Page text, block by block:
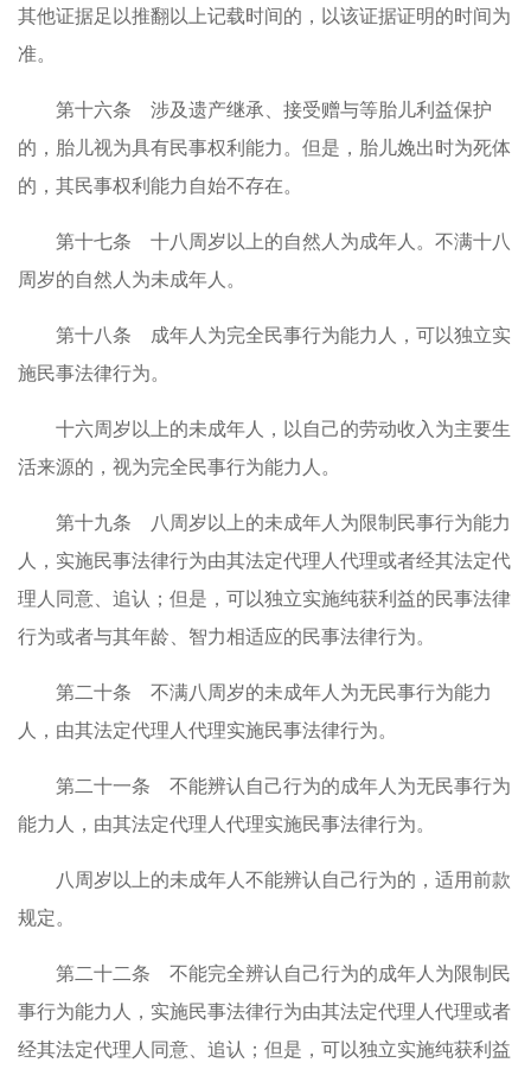
其他证据足以推翻以上记载时间的，以该证据证明的时间为
准。
第十六条 涉及遗产继承、接受赠与等胎儿利益保护
的，胎儿视为具有民事权利能力。但是，胎儿娩出时为死体
的，其民事权利能力自始不存在。
第十七条 十八周岁以上的自然人为成年人。不满十八
周岁的自然人为未成年人。
第十八条 成年人为完全民事行为能力人，可以独立实
施民事法律行为。
十六周岁以上的未成年人，以自己的劳动收入为主要生
活来源的，视为完全民事行为能力人。
第十九条 八周岁以上的未成年人为限制民事行为能力
人，实施民事法律行为由其法定代理人代理或者经其法定代
理人同意、追认；但是，可以独立实施纯获利益的民事法律
行为或者与其年龄、智力相适应的民事法律行为。
第二十条 不满八周岁的未成年人为无民事行为能力
人，由其法定代理人代理实施民事法律行为。
第二十一条 不能辨认自己行为的成年人为无民事行为
能力人，由其法定代理人代理实施民事法律行为。
八周岁以上的未成年人不能辨认自己行为的，适用前款
规定。
第二十二条 不能完全辨认自己行为的成年人为限制民
事行为能力人，实施民事法律行为由其法定代理人代理或者
经其法定代理人同意、追认；但是，可以独立实施纯获利益